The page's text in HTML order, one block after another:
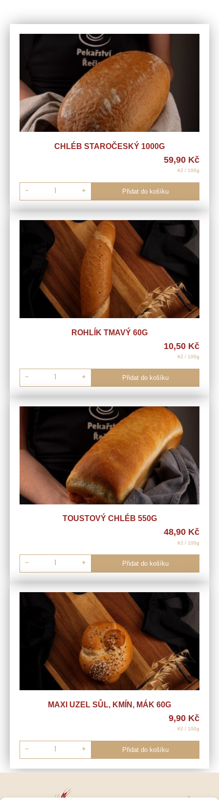
CHLÉB STAROČESKÝ 1000G
59,90 Kč
Kč / 100g
- + Přidat do košíku
ROHLÍK TMAVÝ 60G
10,50 Kč
Kč / 100g
- + Přidat do košíku
TOUSTOVÝ CHLÉB 550G
48,90 Kč
Kč / 100g
- + Přidat do košíku
MAXI UZEL SŮL, KMÍN, MÁK 60G
9,90 Kč
Kč / 100g
- + Přidat do košíku